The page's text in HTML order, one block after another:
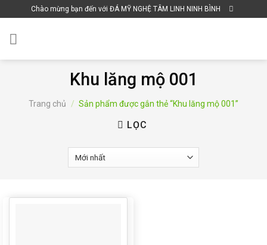
to
content
Chào mừng bạn đến với ĐÁ MỸ NGHỆ TÂM LINH NINH BÌNH
Khu lăng mộ 001
Trang chủ / Sản phẩm được gắn thẻ “Khu lăng mộ 001”
LỌC